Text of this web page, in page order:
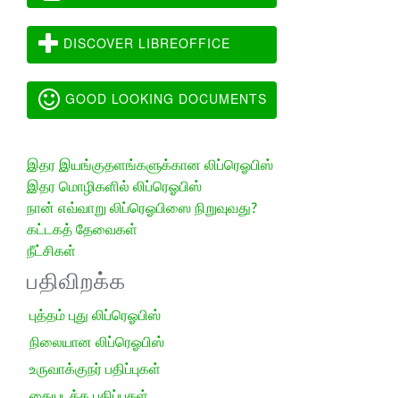
DISCOVER LIBREOFFICE
GOOD LOOKING DOCUMENTS
இதர இயங்குதளங்களுக்கான லிப்ரெஓபிஸ்
இதர மொழிகளில் லிப்ரெஓபிஸ்
நான் எவ்வாறு லிப்ரெஓபிஸை நிறுவுவது?
கட்டகத் தேவைகள்
நீட்சிகள்
பதிவிறக்க
புத்தம் புது லிப்ரெஓபிஸ்
நிலையான லிப்ரெஓபிஸ்
உருவாக்குநர் பதிப்புகள்